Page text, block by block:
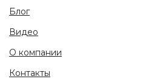
Блог
Видео
О компании
Контакты